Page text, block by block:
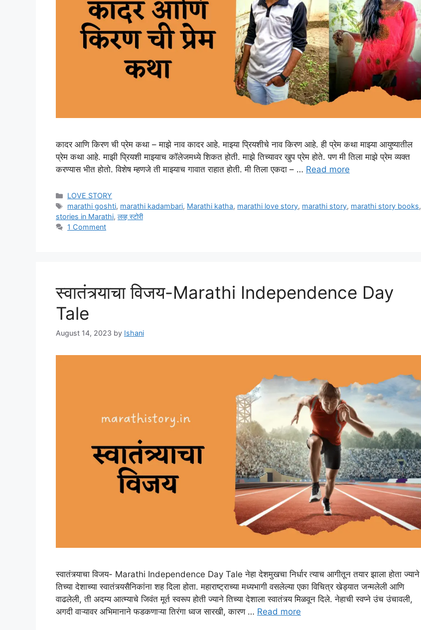
कादर आणि किरण ची प्रेम कथा – माझे नाव कादर आहे. माझ्या प्रियशीचे नाव किरण आहे. ही प्रेम कथा माझ्या आयुष्यातील
प्रेम कथा आहे. माझी प्रियशी माझ्याच कॉलेजमध्ये शिकत होती. माझे तिच्यावर खुप प्रेम होते. पण मी तिला माझे प्रेम व्यक्त
करण्यास भीत होतो. विशेष म्हणजे ती माझ्याच गावात राहात होती. मी तिला एकदा – … Read more
Categories
LOVE STORY
Tags
marathi goshti, marathi kadambari, Marathi katha, marathi love story, marathi story, marathi story books,
stories in Marathi, लव्ह स्टोरी
1 Comment
स्वातंत्र्याचा विजय-Marathi Independence Day
Tale
August 14, 2023 by Ishani
स्वातंत्र्याचा विजय- Marathi Independence Day Tale नेहा देशमुखचा निर्धार त्याच आगीतून तयार झाला होता ज्याने
तिच्या देशाच्या स्वातंत्र्यसैनिकांना शह दिला होता. महाराष्ट्राच्या मध्यभागी वसलेल्या एका विचित्र खेड्यात जन्मलेली आणि
वाढलेली, ती अदम्य आत्म्याचे जिवंत मूर्त स्वरूप होती ज्याने तिच्या देशाला स्वातंत्र्य मिळवून दिले. नेहाची स्वप्ने उंच उंचावली,
अगदी वाऱ्यावर अभिमानाने फडकणाऱ्या तिरंगा ध्वज सारखी, कारण … Read more